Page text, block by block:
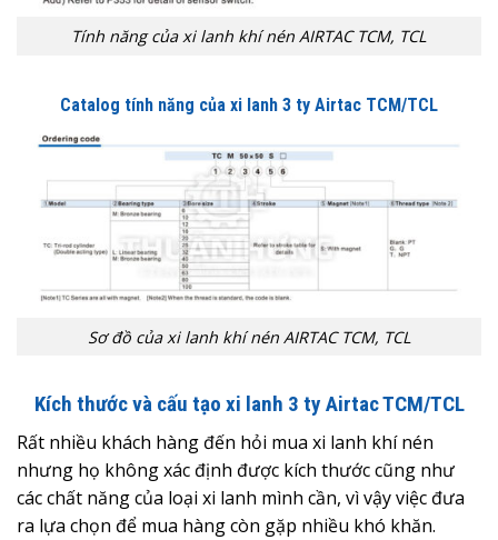
Tính năng của xi lanh khí nén AIRTAC TCM, TCL
Catalog tính năng của xi lanh 3 ty Airtac TCM/TCL
Sơ đồ của xi lanh khí nén AIRTAC TCM, TCL
Kích thước và cấu tạo xi lanh 3 ty Airtac TCM/TCL
Rất nhiều khách hàng đến hỏi mua xi lanh khí nén
nhưng họ không xác định được kích thước cũng như
các chất năng của loại xi lanh mình cần, vì vậy việc đưa
ra lựa chọn để mua hàng còn gặp nhiều khó khăn.